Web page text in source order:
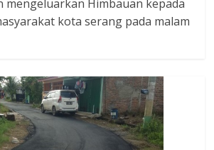
mengeluarkan Himbauan kepada
kota serang pada malam